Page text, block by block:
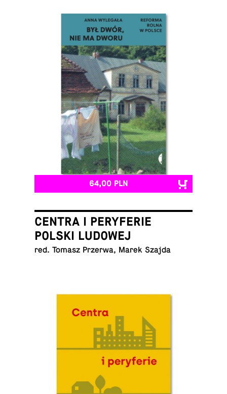
64,00 PLN
CENTRA I PERYFERIE
POLSKI LUDOWEJ
red. Tomasz Przerwa, Marek Szajda